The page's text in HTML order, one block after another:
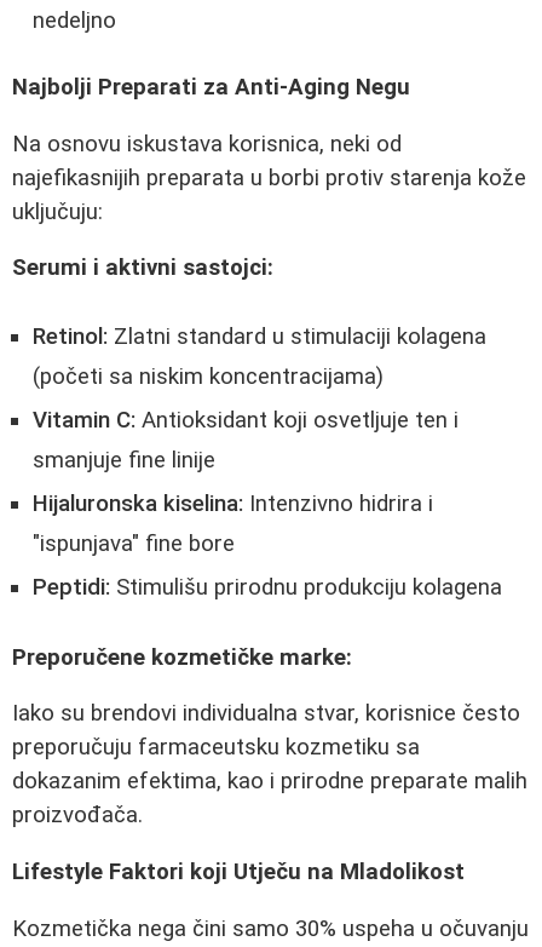
nedeljno
Najbolji Preparati za Anti-Aging Negu
Na osnovu iskustava korisnica, neki od
najefikasnijih preparata u borbi protiv starenja kože
uključuju:
Serumi i aktivni sastojci:
Retinol: Zlatni standard u stimulaciji kolagena
(početi sa niskim koncentracijama)
Vitamin C: Antioksidant koji osvetljuje ten i
smanjuje fine linije
Hijaluronska kiselina: Intenzivno hidrira i
"ispunjava" fine bore
Peptidi: Stimulišu prirodnu produkciju kolagena
Preporučene kozmetičke marke:
Iako su brendovi individualna stvar, korisnice često
preporučuju farmaceutsku kozmetiku sa
dokazanim efektima, kao i prirodne preparate malih
proizvođača.
Lifestyle Faktori koji Utječu na Mladolikost
Kozmetička nega čini samo 30% uspeha u očuvanju